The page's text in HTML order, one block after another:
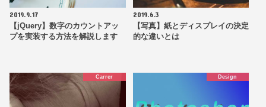
2019.9.17
【jQuery】数字のカウントアッ
プを実装する方法を解説します
2019.6.3
【写真】紙とディスプレイの決定
的な違いとは
Carrer Design